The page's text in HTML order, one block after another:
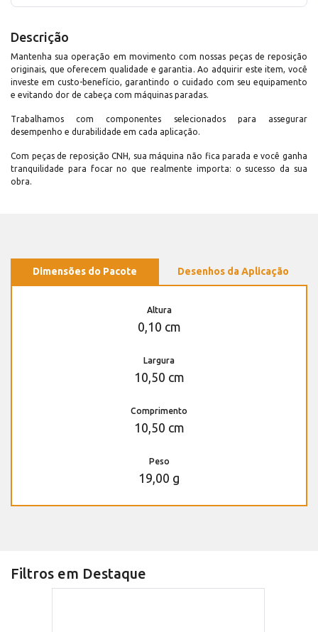
Descrição
Mantenha sua operação em movimento com nossas peças de reposição
originais, que oferecem qualidade e garantia. Ao adquirir este item, você
investe em custo-benefício, garantindo o cuidado com seu equipamento
e evitando dor de cabeça com máquinas paradas.
Trabalhamos com componentes selecionados para assegurar
desempenho e durabilidade em cada aplicação.
Com peças de reposição CNH, sua máquina não fica parada e você ganha
tranquilidade para focar no que realmente importa: o sucesso da sua
obra.
Dimensões do Pacote Desenhos da Aplicação
Altura
0,10 cm
Largura
10,50 cm
Comprimento
10,50 cm
Peso
19,00 g
Filtros em Destaque